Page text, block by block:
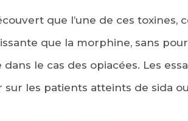
que l’une de ces toxines,
que la morphine, sans
dans le cas des opiacées. Les
sur les patients atteints de sida